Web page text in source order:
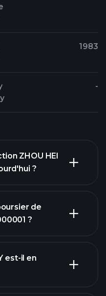
1983
-
ZHOU HEI
?
graphique
de
?
est-il en